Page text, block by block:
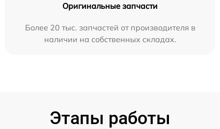
Оригинальные запчасти
Более 20 тыс. запчастей от производителя в
наличии на собственных складах.
Этапы работы